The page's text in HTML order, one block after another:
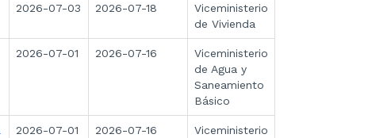
2026-07-03 2026-07-18
Viceministerio
de Vivienda
2026-07-01 2026-07-16
Viceministerio
de Agua y
Saneamiento
Básico
2026-07-01 2026-07-16
Viceministerio